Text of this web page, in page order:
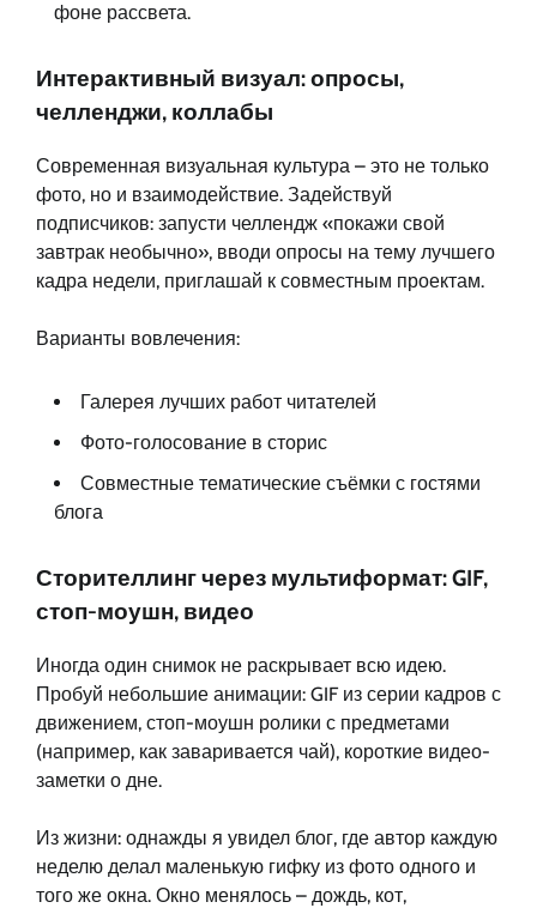
фоне рассвета.
Интерактивный визуал: опросы,
челленджи, коллабы
Современная визуальная культура – это не только
фото, но и взаимодействие. Задействуй
подписчиков: запусти челлендж «покажи свой
завтрак необычно», вводи опросы на тему лучшего
кадра недели, приглашай к совместным проектам.
Варианты вовлечения:
Галерея лучших работ читателей
Фото-голосование в сторис
Совместные тематические съёмки с гостями
блога
Сторителлинг через мультиформат: GIF,
стоп-моушн, видео
Иногда один снимок не раскрывает всю идею.
Пробуй небольшие анимации: GIF из серии кадров с
движением, стоп-моушн ролики с предметами
(например, как заваривается чай), короткие видео-
заметки о дне.
Из жизни: однажды я увидел блог, где автор каждую
неделю делал маленькую гифку из фото одного и
того же окна. Окно менялось – дождь, кот,